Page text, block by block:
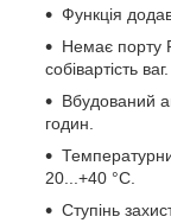
Функція
Немає порту
собівартість ваг.
Вбудований
годин.
20...+40 °C.
Ступінь